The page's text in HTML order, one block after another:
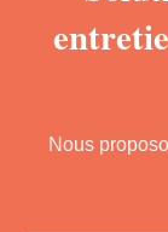
Nous